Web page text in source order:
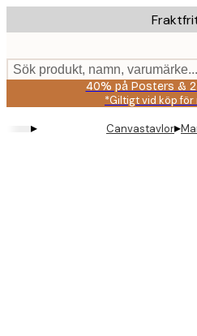
to
content.
Sök produkt, namn, varumärke...
40% på Posters &
*Giltigt vid köp
▸ Canvastavlor▸